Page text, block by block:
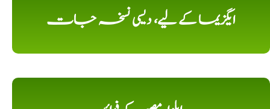
ایگزیما کے لیے، دیسی نسخہ جات